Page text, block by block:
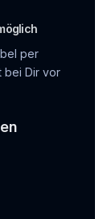
per
bei Dir vor